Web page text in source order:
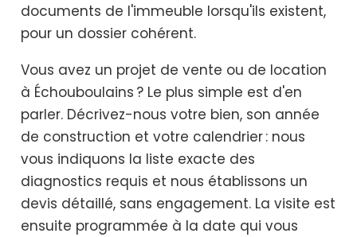
documents de l'immeuble lorsqu'ils existent,
pour un dossier cohérent.
Vous avez un projet de vente ou de location
à Échouboulains ? Le plus simple est d'en
parler. Décrivez-nous votre bien, son année
de construction et votre calendrier : nous
vous indiquons la liste exacte des
diagnostics requis et nous établissons un
devis détaillé, sans engagement. La visite est
ensuite programmée à la date qui vous